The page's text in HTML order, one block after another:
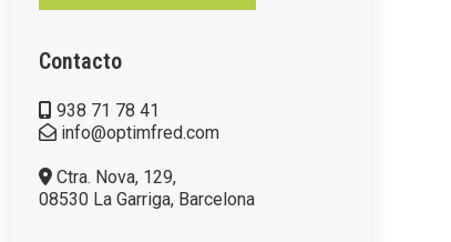
Contacto
938 71 78 41
info@optimfred.com
Ctra. Nova, 129,
08530 La Garriga, Barcelona